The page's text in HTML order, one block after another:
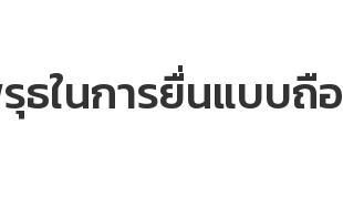
ธในการยื่นแบบถือ